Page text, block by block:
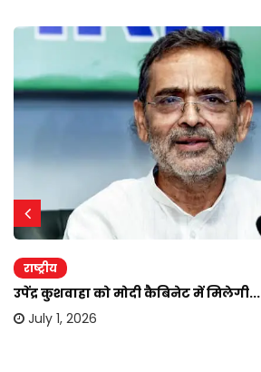
राष्ट्रीय
उपेंद्र कुशवाहा को मोदी कैबिनेट में मिलेगी...
July 1, 2026